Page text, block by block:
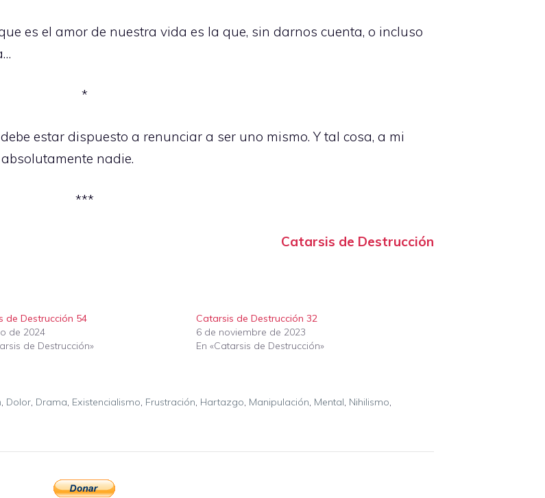
es el amor de nuestra vida es la que, sin darnos cuenta, o incluso
*
estar dispuesto a renunciar a ser uno mismo. Y tal cosa, a mi
nadie.
***
Catarsis de Destrucción
de Destrucción 54
de 2024
de Destrucción»
Catarsis de Destrucción 32
6 de noviembre de 2023
En «Catarsis de Destrucción»
, Dolor, Drama, Existencialismo, Frustración, Hartazgo, Manipulación, Mental, Nihilismo,